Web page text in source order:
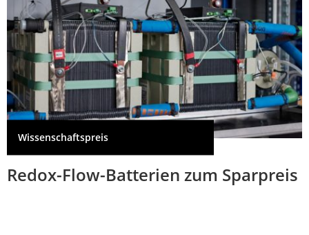
Wissenschaftspreis
Redox-Flow-Batterien zum Sparpreis